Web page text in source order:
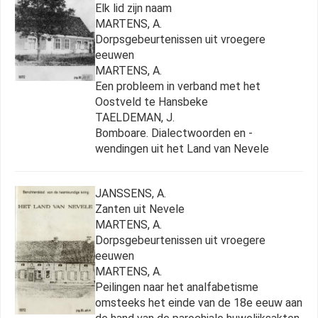
Elk lid zijn naam
MARTENS, A.
Dorpsgebeurtenissen uit vroegere
eeuwen
MARTENS, A.
Een probleem in verband met het
Oostveld te Hansbeke
TAELDEMAN, J.
Bomboare. Dialectwoorden en -
wendingen uit het Land van Nevele
JANSSENS, A.
Zanten uit Nevele
MARTENS, A.
Dorpsgebeurtenissen uit vroegere
eeuwen
MARTENS, A.
Peilingen naar het analfabetisme
omsteeks het einde van de 18e eeuw aan